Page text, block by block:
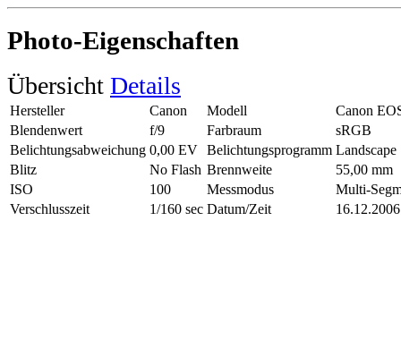
Photo-Eigenschaften
Übersicht Details
Hersteller Canon Modell
Canon
Blendenwert
f/9 Farbraum
sRGB
Belichtungsabweichung 0,00 EV Belichtungsprogramm Landscape
Blitz
No Flash Brennweite
55,00 mm
ISO
100 Messmodus
Multi-
Verschlusszeit
1/160 sec Datum/Zeit